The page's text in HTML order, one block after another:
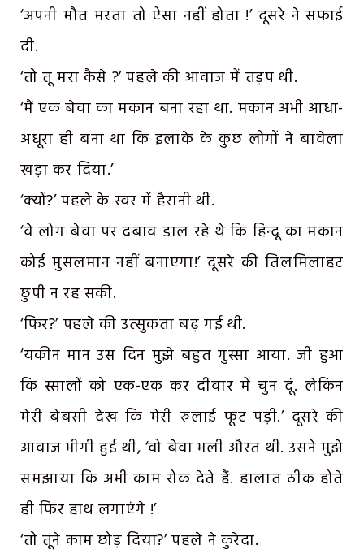
‘अपनी मौत मरता तो ऐसा नहीं होता !’ दूसरे ने सफाई
दी.
‘तो तू मरा कैसे ?’ पहले की आवाज में तड़प थी.
‘मैं एक बेवा का मकान बना रहा था. मकान अभी आधा-
अधूरा ही बना था कि इलाके के कुछ लोगों ने बावेला
खड़ा कर दिया.’
‘क्यों?’ पहले के स्वर में हैरानी थी.
‘वे लोग बेवा पर दबाव डाल रहे थे कि हिन्दू का मकान
कोई मुसलमान नहीं बनाएगा!’ दूसरे की तिलमिलाहट
छुपी न रह सकी.
‘फिर?’ पहले की उत्सुकता बढ़ गई थी.
‘यकीन मान उस दिन मुझे बहुत गुस्सा आया. जी हुआ
कि स्सालों को एक-एक कर दीवार में चुन दूं. लेकिन
मेरी बेबसी देख कि मेरी रुलाई फूट पड़ी.’ दूसरे की
आवाज भीगी हुई थी, ‘वो बेवा भली औरत थी. उसने मुझे
समझाया कि अभी काम रोक देते हैं. हालात ठीक होते
ही फिर हाथ लगाएंगे !’
‘तो तूने काम छोड़ दिया?’ पहले ने कुरेदा.